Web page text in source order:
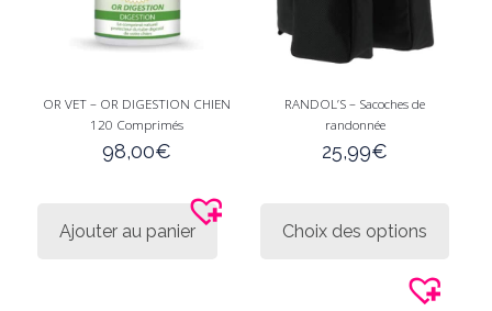
OR VET – OR DIGESTION CHIEN
120 Comprimés
98,00€
Ajouter au panier
RANDOL’S – Sacoches de
randonnée
25,99€
Choix des options